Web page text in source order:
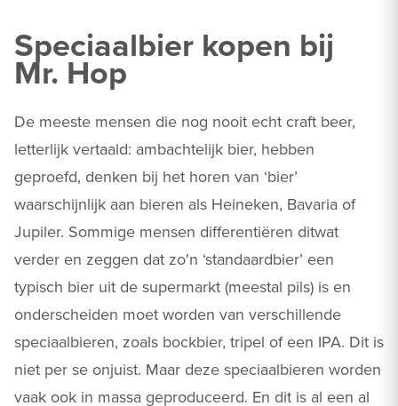
Speciaalbier kopen bij
Mr. Hop
De meeste mensen die nog nooit echt craft beer,
letterlijk vertaald: ambachtelijk bier, hebben
geproefd, denken bij het horen van ‘bier’
waarschijnlijk aan bieren als Heineken, Bavaria of
Jupiler. Sommige mensen differentiëren ditwat
verder en zeggen dat zo'n ‘standaardbier’ een
typisch bier uit de supermarkt (meestal pils) is en
onderscheiden moet worden van verschillende
speciaalbieren, zoals bockbier, tripel of een IPA. Dit is
niet per se onjuist. Maar deze speciaalbieren worden
vaak ook in massa geproduceerd. En dit is al een al